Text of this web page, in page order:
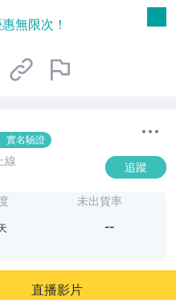
無限次！
實名驗證
線 追蹤
未出貨率
--
直播影片